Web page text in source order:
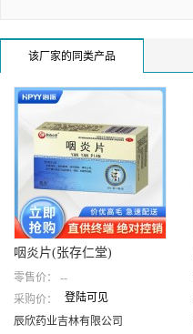
该厂家的同类产品
咽炎片(张存仁堂)
辰欣药业吉林有限公司
咽炎片(张存仁堂)
零售价：
--
采购价：
登陆可见
辰欣药业吉林有限公司